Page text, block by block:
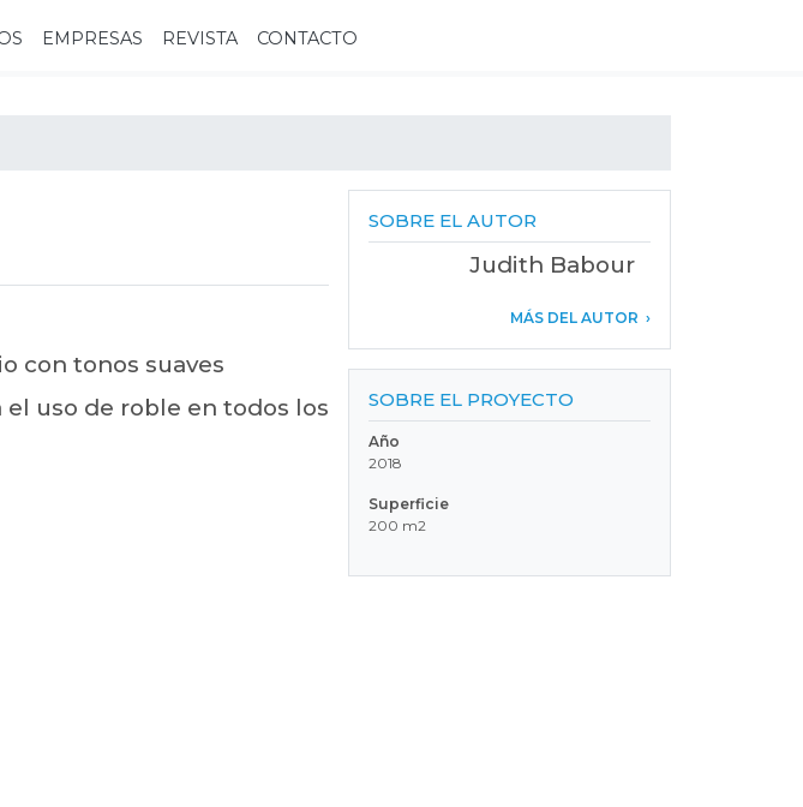
EMPRESAS REVISTA CONTACTO
con tonos suaves
uso de roble en todos los
SOBRE EL AUTOR
Judith Babour
MÁS DEL AUTOR
SOBRE EL PROYECTO
Año
2018
Superficie
200 m2